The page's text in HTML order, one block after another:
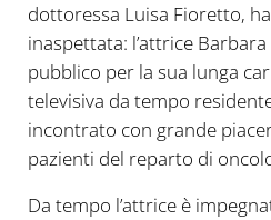
dottoressa Luisa Fioretto,
inaspettata: l’attrice Barbara
pubblico per la sua lunga
televisiva da tempo
incontrato con grande
pazienti del reparto di
Da tempo l’attrice è